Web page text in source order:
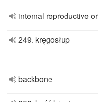
internal reproductive
249. kręgosłup
backbone